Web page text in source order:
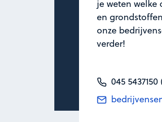
je weten welke
en
onze
verder!
045